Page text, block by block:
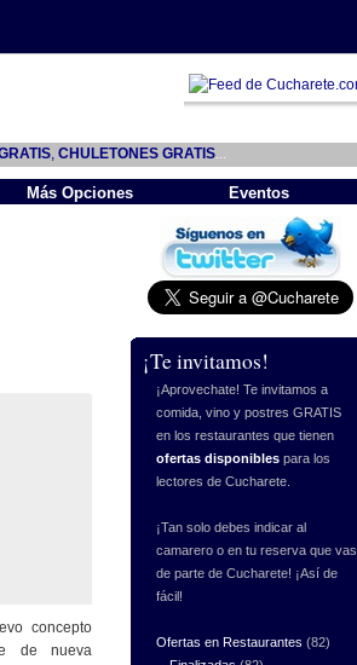
, CHULETONES GRATIS...
Más Opciones Eventos
concepto
de nueva
¡Te invitamos!
¡Aprovechate! Te invitamos a
comida, vino y postres GRATIS
en los restaurantes que tienen
ofertas disponiblespara los
lectores de Cucharete.
¡Tan solo debes indicar al
camarero o en tu reserva que vas
de parte de Cucharete! ¡Así de
fácil!
Ofertas en Restaurantes (82)